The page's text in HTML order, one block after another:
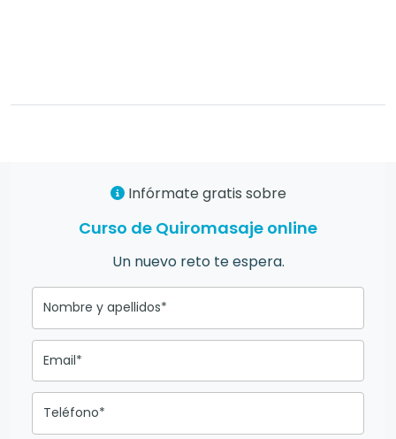
Infórmate gratis sobre
Curso de Quiromasaje online
Un nuevo reto te espera.
Nombre y apellidos*
Email*
Teléfono*